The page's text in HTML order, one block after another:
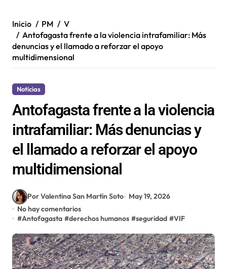
Inicio PM
V
Antofagasta frente a la violencia intrafamiliar: Más
denuncias y el llamado a reforzar el apoyo
multidimensional
Noticias
Antofagasta frente a la violencia
intrafamiliar: Más denuncias y
el llamado a reforzar el apoyo
multidimensional
Por Valentina San Martín Soto
May 19, 2026
No hay comentarios
#Antofagasta #derechos humanos #seguridad #VIF